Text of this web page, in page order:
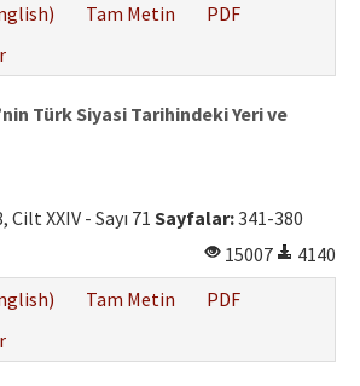
Tam Metin
PDF
Türk Siyasi Tarihindeki Yeri ve
XXIV - Sayı 71 Sayfalar:341-380
15007
4140
Tam Metin
PDF